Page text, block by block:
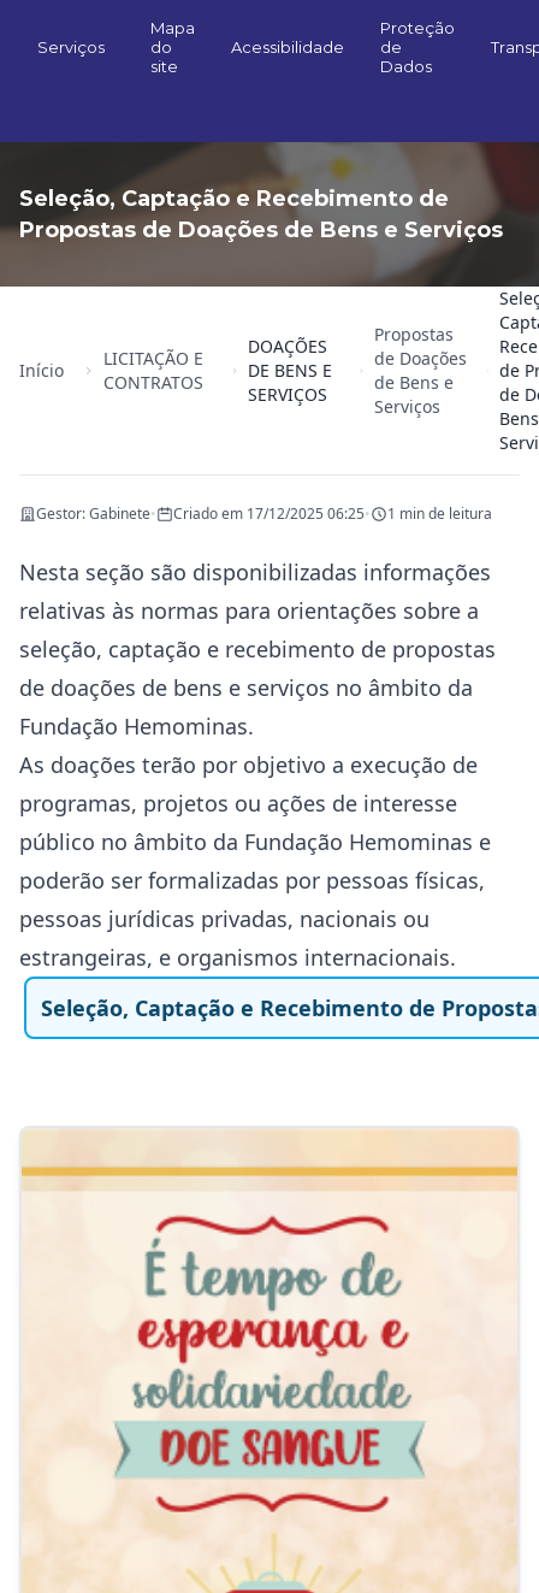
Serviços
Mapa
do
site
Acessibilidade
Proteção
de
Dados
Seleção, Captação e Recebimento de
Propostas de Doações de Bens e Serviços
Início
LICITAÇÃO E
CONTRATOS
DOAÇÕES
DE BENS E
SERVIÇOS
Propostas
de Doações
de Bens e
Serviços
de
de
Gestor: Gabinete• Criado em 17/12/2025 06:25• 1 min de leitura
Nesta seção são disponibilizadas informações
relativas às normas para orientações sobre a
seleção, captação e recebimento de propostas
de doações de bens e serviços no âmbito da
Fundação Hemominas.
As doações terão por objetivo a execução de
programas, projetos ou ações de interesse
público no âmbito da Fundação Hemominas e
poderão ser formalizadas por pessoas físicas,
pessoas jurídicas privadas, nacionais ou
estrangeiras, e organismos internacionais.
Seleção, Captação e Recebimento de